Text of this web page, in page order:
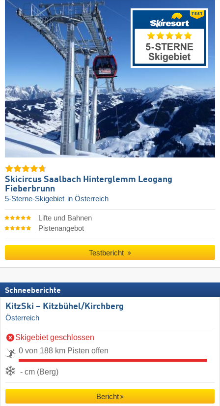
Skicircus Saalbach Hinterglemm Leogang
Fieberbrunn
5-Sterne-Skigebiet in Österreich
Lifte und Bahnen
Pistenangebot
Testbericht
Schneeberichte
KitzSki – Kitzbühel/​Kirchberg
Österreich
Skigebiet geschlossen
0 von 188 km Pisten offen
- cm (Berg)
Bericht